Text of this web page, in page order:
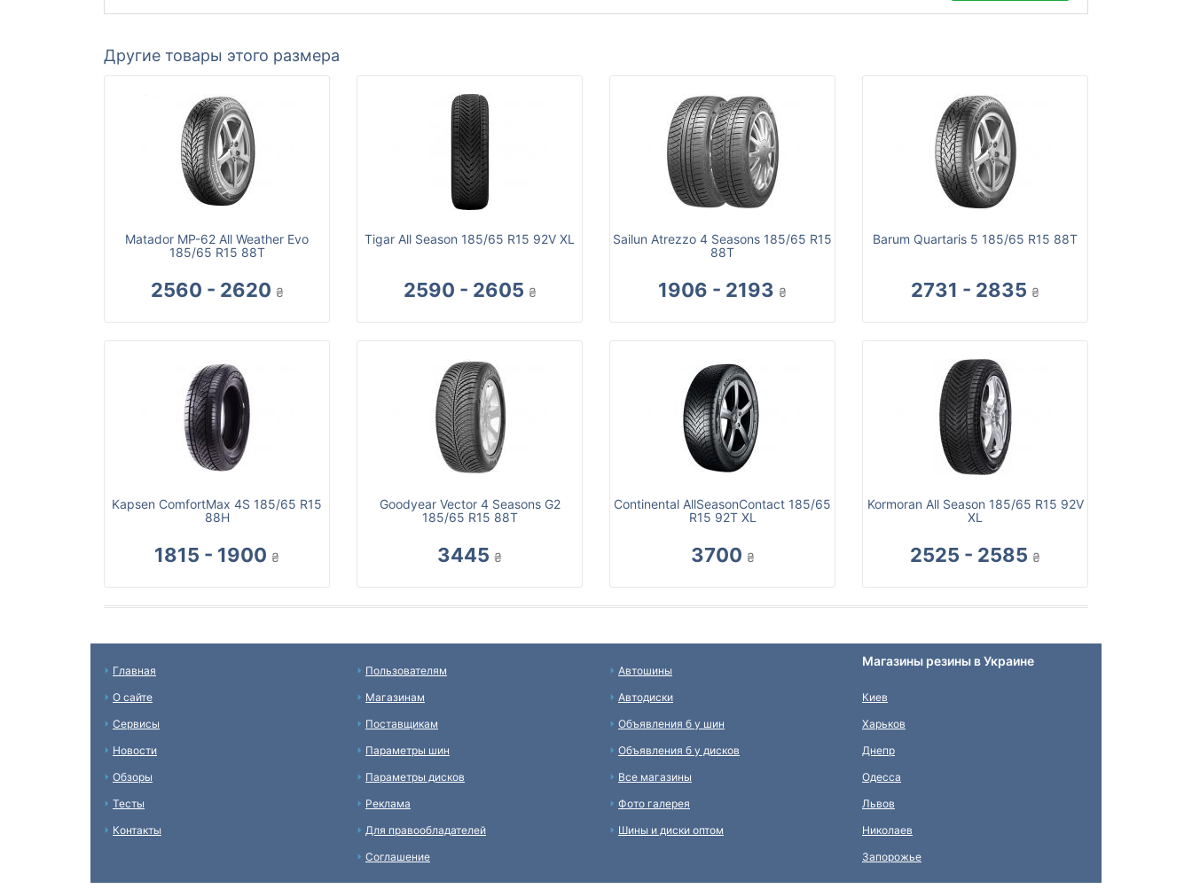
Другие товары этого размера
Matador MP-62 All Weather Evo
185/65 R15 88T
2560 - 2620 ₴
Tigar All Season 185/65 R15 92V XL
2590 - 2605 ₴
Sailun Atrezzo 4 Seasons 185/65 R15
88T
1906 - 2193 ₴
Barum Quartaris 5 185/65 R15 88T
2731 - 2835 ₴
Kapsen ComfortMax 4S 185/65 R15
88H
1815 - 1900 ₴
Goodyear Vector 4 Seasons G2
185/65 R15 88T
3445 ₴
Continental AllSeasonContact 185/65
R15 92T XL
3700 ₴
Kormoran All Season 185/65 R15 92V
XL
2525 - 2585 ₴
Главная
О сайте
Сервисы
Новости
Обзоры
Тесты
Контакты
Пользователям
Магазинам
Поставщикам
Параметры шин
Параметры дисков
Реклама
Для правообладателей
Соглашение
Автошины
Автодиски
Объявления б у шин
Объявления б у дисков
Все магазины
Фото галерея
Шины и диски оптом
Магазины резины в Украине
Киев
Харьков
Днепр
Одесса
Львов
Николаев
Запорожье